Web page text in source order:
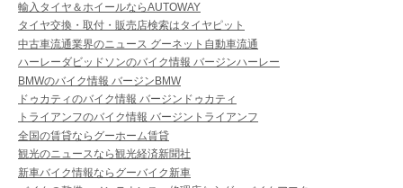
輸入タイヤ＆ホイールならAUTOWAY
タイヤ交換・取付・販売店検索はタイヤピット
中古車流通業界のニュース グーネット自動車流通
ハーレーダビッドソンのバイク情報 バージンハーレー
BMWのバイク情報 バージンBMW
ドゥカティのバイク情報 バージンドゥカティ
トライアンフのバイク情報 バージントライアンフ
全国の賃貸ならグーホーム賃貸
観光のニュースなら観光経済新聞社
新車バイク情報ならグーバイク新車